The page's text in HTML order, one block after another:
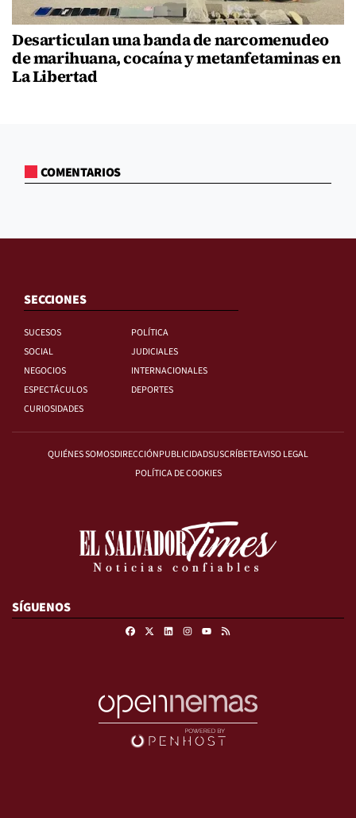
Desarticulan una banda de narcomenudeo
de marihuana, cocaína y metanfetaminas en
La Libertad
COMENTARIOS
SECCIONES
SUCESOS
POLÍTICA
SOCIAL
JUDICIALES
NEGOCIOS
INTERNACIONALES
ESPECTÁCULOS
DEPORTES
CURIOSIDADES
QUIÉNES SOMOSDIRECCIÓNPUBLICIDADSUSCRÍBETEAVISO LEGAL
POLÍTICA DE COOKIES
SÍGUENOS
FacebookLinkedinInstagram